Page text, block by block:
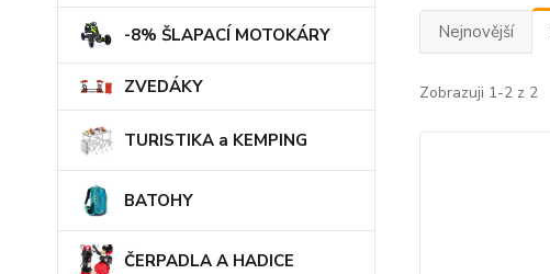
-8% ŠLAPACÍ MOTOKÁRY
ZVEDÁKY
TURISTIKA a KEMPING
BATOHY
ČERPADLA A HADICE
Nejnovější
Zobrazuji 1-2 z 2